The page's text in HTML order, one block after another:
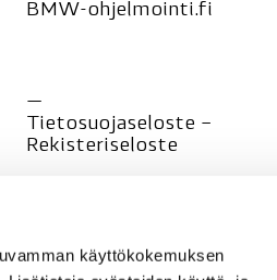
käyttökokemuksen
BMW-ohjelmointi.fi
—
Tietosuojaseloste –
Rekisteriseloste